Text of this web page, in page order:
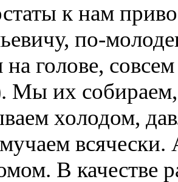
к нам
по-
голове,
Мы их
холодом,
В качестве